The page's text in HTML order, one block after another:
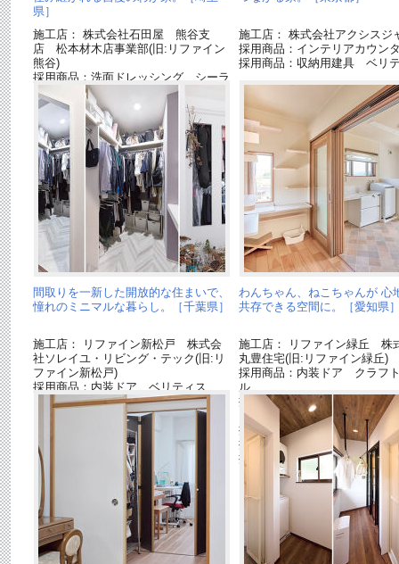
県］
施工店： 株式会社石田屋 熊谷支
店 松本材木店事業部(旧:リファイン
熊谷)
採用商品：洗面ドレッシング シーラ
イン
施工店： 株式会社アクシスジ
採用商品：インテリアカウン
採用商品：収納用建具 ベリ
間取りを一新した開放的な住まいで、
憧れのミニマルな暮らし。［千葉県］
施工店： リファイン新松戸 株式会
社ソレイユ・リビング・テック(旧:リ
ファイン新松戸)
採用商品：内装ドア ベリティス
わんちゃん、ねこちゃんが 心
共存できる空間に。［愛知県
施工店： リファイン緑丘 株
丸豊住宅(旧:リファイン緑丘)
採用商品：内装ドア クラフ
ル
採用商品：洗面ドレッシング
イン
採用商品：ホシ姫サマ
採用商品：インテリアカウン
採用商品：マイスターズウッ
ートリプルコート